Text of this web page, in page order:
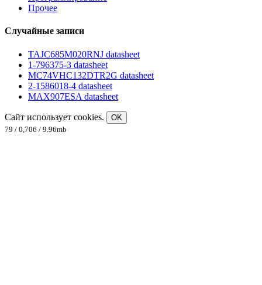
Прочее
Случайные записи
TAJC685M020RNJ datasheet
1-796375-3 datasheet
MC74VHC132DTR2G datasheet
2-1586018-4 datasheet
MAX907ESA datasheet
Сайт использует cookies.
OK
79 / 0,706 / 9.96mb